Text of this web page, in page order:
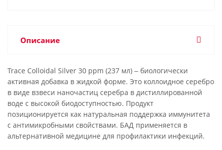
Описание
Trace Colloidal Silver 30 ppm (237 мл) ‒ биологически
активная добавка в жидкой форме. Это коллоидное серебро
в виде взвеси наночастиц серебра в дистиллированной
воде с высокой биодоступностью. Продукт
позиционируется как натуральная поддержка иммунитета
с антимикробными свойствами. БАД применяется в
альтернативной медицине для профилактики инфекций.